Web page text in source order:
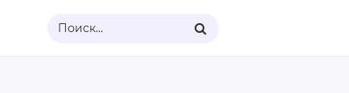
Поиск...